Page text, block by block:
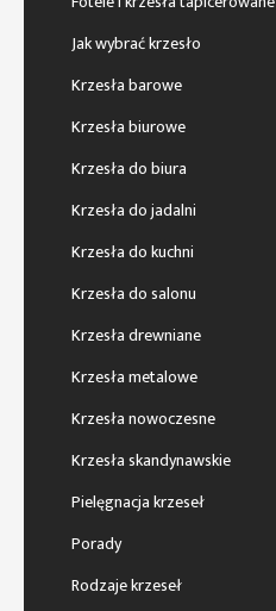
Jak wybrać krzesło
Krzesła barowe
Krzesła biurowe
Krzesła do biura
Krzesła do jadalni
Krzesła do kuchni
Krzesła do salonu
Krzesła drewniane
Krzesła metalowe
Krzesła nowoczesne
Krzesła skandynawskie
Pielęgnacja krzeseł
Porady
Rodzaje krzeseł